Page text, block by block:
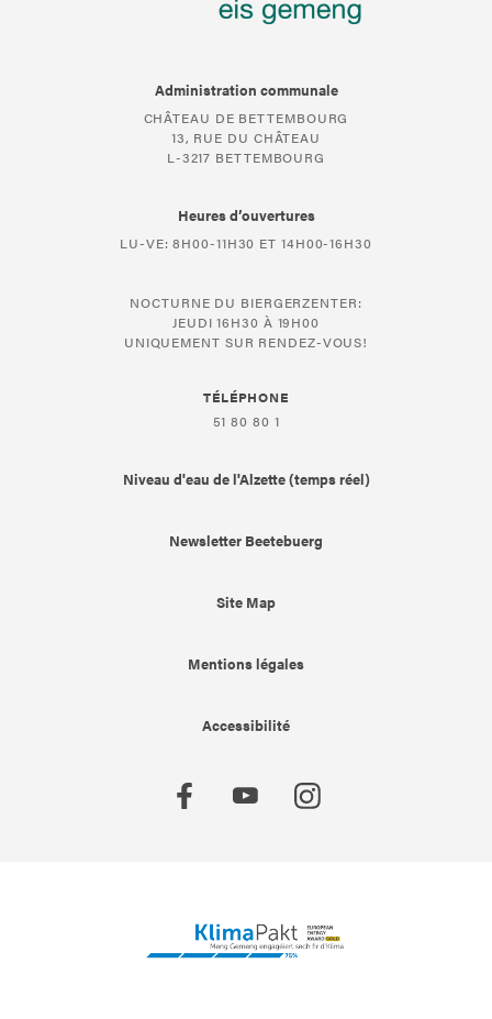
Administration communale
CHÂTEAU DE BETTEMBOURG
13, RUE DU CHÂTEAU
L-3217 BETTEMBOURG
Heures d’ouvertures
LU-VE: 8H00-11H30 ET 14H00-16H30
NOCTURNE DU BIERGERZENTER:
JEUDI 16H30 À 19H00
UNIQUEMENT SUR RENDEZ-VOUS!
TÉLÉPHONE
51 80 80 1
Niveau d'eau de l'Alzette (temps réel)
Newsletter Beetebuerg
Site Map
Mentions légales
Accessibilité